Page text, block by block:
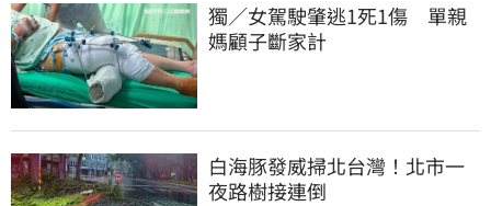
獨／女駕駛肇逃1死1傷　單親
媽顧子斷家計
白海豚發威掃北台灣！北市一
夜路樹接連倒